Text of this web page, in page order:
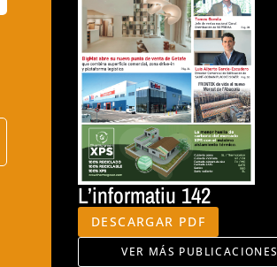
L’informatiu 142
DESCARGAR PDF
VER MÁS PUBLICACIONES